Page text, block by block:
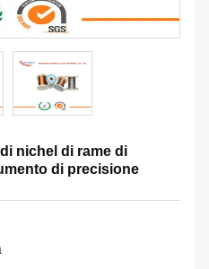
nichel di rame di
di precisione